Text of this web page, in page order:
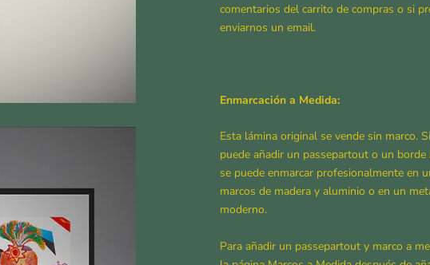
comentarios del carrito de compras o si
enviarnos un email.
Enmarcación a Medida:
Esta lámina original se vende sin marco.
puede añadir un passepartout o un
se puede enmarcar profesionalmente en
marcos de madera y aluminio o en un
moderno.
Para añadir un passepartout y marco a